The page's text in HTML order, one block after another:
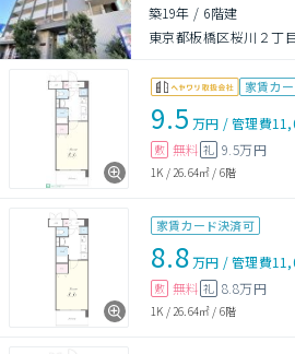
築19年 / 6階建
東京都板橋区桜川２丁
家賃カ
9.5 万円 /管理費
敷 無料 礼 9.5万円
1K /26.64㎡ / 6階
家賃カード決済可
8.8万円 /管理費
敷 無料 礼 8.8万円
1K /26.64㎡ / 6階